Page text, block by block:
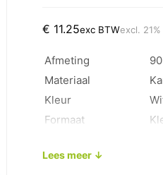
€ 11.25exc BTWexcl.
Afmeting
Materiaal
Kleur
Formaat
Lees meer ↓